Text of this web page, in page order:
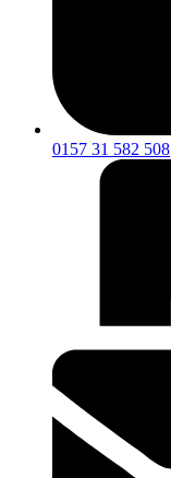
0157 31 582 508